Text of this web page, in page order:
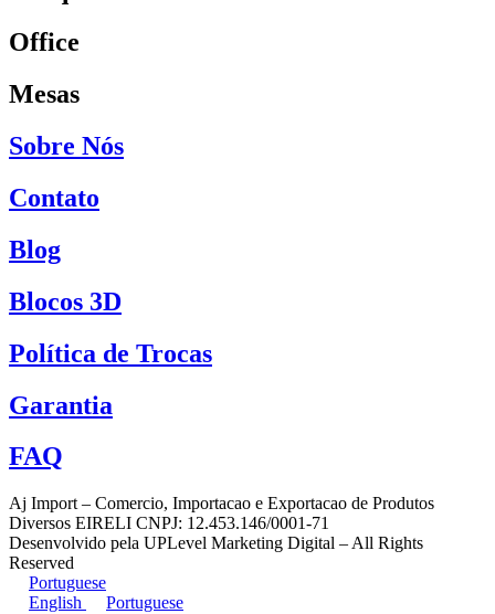
Office
Mesas
Sobre Nós
Contato
Blog
Blocos 3D
Política de Trocas
Garantia
FAQ
Aj Import – Comercio, Importacao e Exportacao de Produtos
Diversos EIRELI CNPJ: 12.453.146/0001-71
Desenvolvido pela UPLevel Marketing Digital – All Rights
Reserved
Portuguese
English
Portuguese